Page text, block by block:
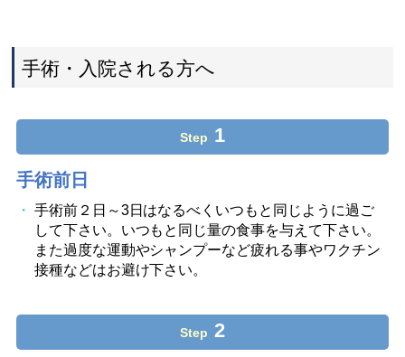
手術・入院される方へ
Step 1
手術前日
手術前２日～3日はなるべくいつもと同じように過ご
して下さい。いつもと同じ量の食事を与えて下さい。
また過度な運動やシャンプーなど疲れる事やワクチン
接種などはお避け下さい。
Step 2